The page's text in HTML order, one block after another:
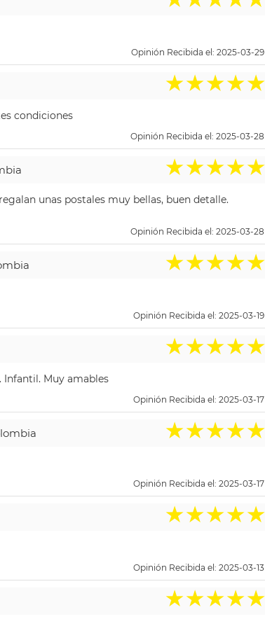
Opinión Recibida el: 2025-03-29
★★★★★
condiciones
Opinión Recibida el: 2025-03-28
★★★★★
unas postales muy bellas, buen detalle.
Opinión Recibida el: 2025-03-28
★★★★★
Opinión Recibida el: 2025-03-19
★★★★★
Muy amables
Opinión Recibida el: 2025-03-17
★★★★★
Opinión Recibida el: 2025-03-17
★★★★★
Opinión Recibida el: 2025-03-13
★★★★★